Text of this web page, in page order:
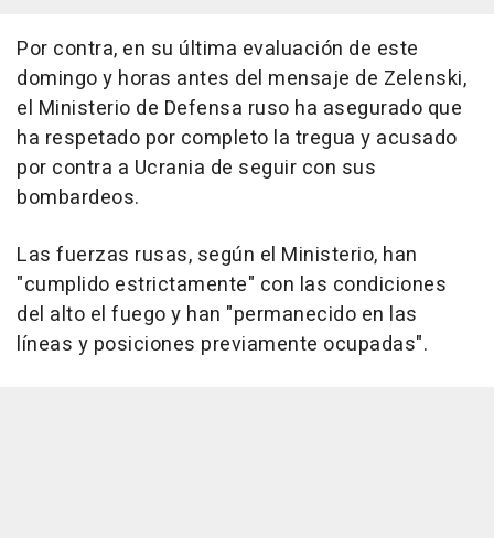
Por contra, en su última evaluación de este
domingo y horas antes del mensaje de Zelenski,
el Ministerio de Defensa ruso ha asegurado que
ha respetado por completo la tregua y acusado
por contra a Ucrania de seguir con sus
bombardeos.
Las fuerzas rusas, según el Ministerio, han
"cumplido estrictamente" con las condiciones
del alto el fuego y han "permanecido en las
líneas y posiciones previamente ocupadas".